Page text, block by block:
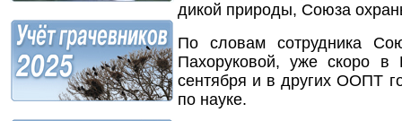
дикой природы, Союза
По словам сотрудника
Пахоруковой, уже скоро
сентября и в других ООПТ
по науке.